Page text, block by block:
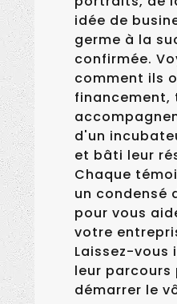
idée de
germe à la
confirmée.
comment ils
financement,
d'un
et bâti leur
Chaque
un condensé
pour vous
votre
Laissez-vous
leur parcours
démarrer le
Lisa Remy,